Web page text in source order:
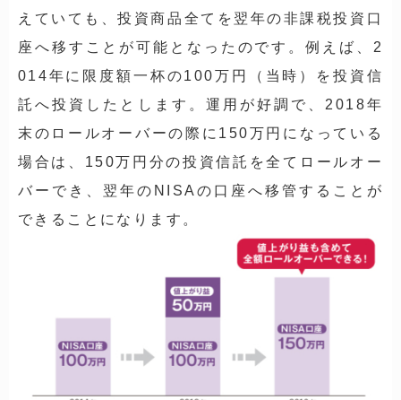
えていても、投資商品全てを翌年の非課税投資口
座へ移すことが可能 となったのです。例えば、2
014年に限度額一杯の100万円（当時）を投資信
託へ投資したとします。運用が好調で、2018年
末のロールオーバーの際に150万円になっている
場合は、150万円分の投資信託を全てロールオー
バーでき、翌年のNISAの口座へ移管することが
できることになります。